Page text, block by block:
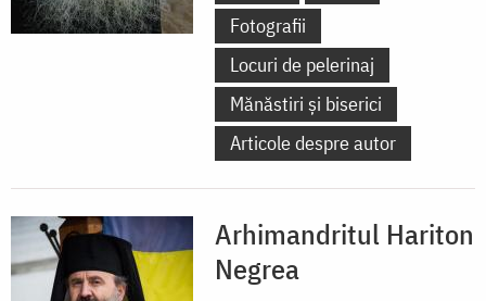
Fotografii
Locuri de pelerinaj
Mănăstiri și biserici
Articole despre autor
Arhimandritul Hariton
Negrea